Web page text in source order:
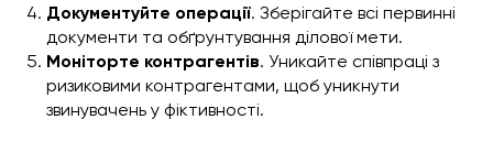
Документуйте операції. Зберігайте всі первинні
документи та обґрунтування ділової мети.
Моніторте контрагентів. Уникайте співпраці з
ризиковими контрагентами, щоб уникнути
звинувачень у фіктивності.